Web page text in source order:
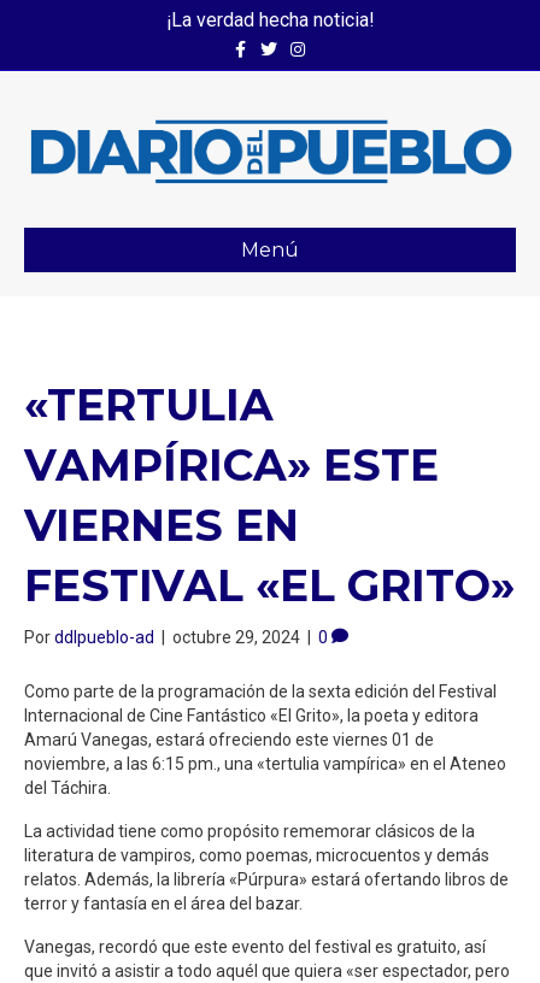
¡La verdad hecha noticia!
FacebookTwitterInstagram
Menú
«TERTULIA
VAMPÍRICA» ESTE
VIERNES EN
FESTIVAL «EL GRITO»
Porddlpueblo-ad | octubre 29, 2024 | 0
Como parte de la programación de la sexta edición del Festival
Internacional de Cine Fantástico «El Grito», la poeta y editora
Amarú Vanegas, estará ofreciendo este viernes 01 de
noviembre, a las 6:15 pm., una «tertulia vampírica» en el Ateneo
del Táchira.
La actividad tiene como propósito rememorar clásicos de la
literatura de vampiros, como poemas, microcuentos y demás
relatos. Además, la librería «Púrpura» estará ofertando libros de
terror y fantasía en el área del bazar.
Vanegas, recordó que este evento del festival es gratuito, así
que invitó a asistir a todo aquél que quiera «ser espectador, pero